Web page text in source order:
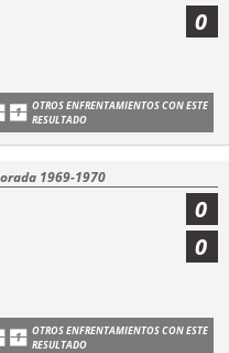
0
OTROS ENFRENTAMIENTOS CON ESTE
RESULTADO
1969-1970
0
0
OTROS ENFRENTAMIENTOS CON ESTE
RESULTADO